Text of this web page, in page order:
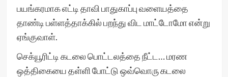
பயங்கரமாக எட்டி தாவி பாதுகாப்பு வளையத்தை
தாண்டி பள்ளத்தாக்கில் பறந்து விட மாட்டோமோ என்று
ஏங்குவாள்.
செக்யூரிட்டி கடலை பொட்டலத்தை நீட்ட… மரண
ஒத்திகையை தள்ளி போட்டு ஒவ்வொரு கடலை